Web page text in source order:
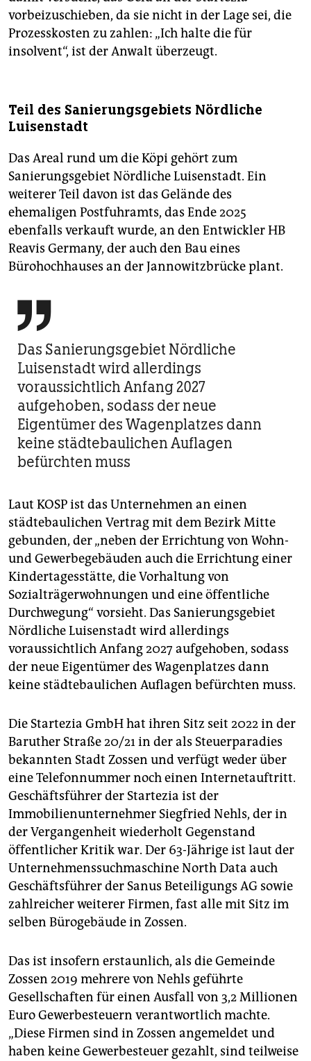
vorbeizuschieben, da sie nicht in der Lage sei, die
Prozesskosten zu zahlen: „Ich halte die für
insolvent“, ist der Anwalt überzeugt.
Teil des Sanierungsgebiets Nördliche
Luisenstadt
Das Areal rund um die Köpi gehört zum
Sanierungsgebiet Nördliche Luisenstadt. Ein
weiterer Teil davon ist das Gelände des
ehemaligen Postfuhramts, das Ende 2025
ebenfalls verkauft wurde, an den Entwickler HB
Reavis Germany, der auch den Bau eines
Bürohochhauses an der Jannowitzbrücke plant.

Das Sanierungsgebiet Nördliche
Luisenstadt wird allerdings
voraussichtlich Anfang 2027
aufgehoben, sodass der neue
Eigentümer des Wagenplatzes dann
keine städtebaulichen Auflagen
befürchten muss
Laut KOSP ist das Unternehmen an einen
städtebaulichen Vertrag mit dem Bezirk Mitte
gebunden, der „neben der Errichtung von Wohn-
und Gewerbegebäuden auch die Errichtung einer
Kindertagesstätte, die Vorhaltung von
Sozialträgerwohnungen und eine öffentliche
Durchwegung“ vorsieht. Das Sanierungsgebiet
Nördliche Luisenstadt wird allerdings
voraussichtlich Anfang 2027 aufgehoben, sodass
der neue Eigentümer des Wagenplatzes dann
keine städtebaulichen Auflagen befürchten muss.
Die Startezia GmbH hat ihren Sitz seit 2022 in der
Baruther Straße 20/21 in der als Steuerparadies
bekannten Stadt Zossen und verfügt weder über
eine Telefonnummer noch einen Internetauftritt.
Geschäftsführer der Startezia ist der
Immobilienunternehmer Siegfried Nehls, der in
der Vergangenheit wiederholt Gegenstand
öffentlicher Kritik war. Der 63-Jährige ist laut der
Unternehmenssuchmaschine North Data auch
Geschäftsführer der Sanus Beteiligungs AG sowie
zahlreicher weiterer Firmen, fast alle mit Sitz im
selben Bürogebäude in Zossen.
Das ist insofern erstaunlich, als die Gemeinde
Zossen 2019 mehrere von Nehls geführte
Gesellschaften für einen Ausfall von 3,2 Millionen
Euro Gewerbesteuern verantwortlich machte.
„Diese Firmen sind in Zossen angemeldet und
haben keine Gewerbesteuer gezahlt, sind teilweise